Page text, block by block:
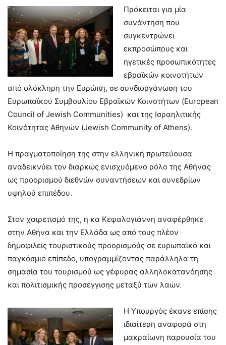
Πρόκειται για μία
συνάντηση που
συγκεντρώνει
εκπροσώπους και
ηγετικές προσωπικότητες
εβραϊκών κοινοτήτων
από ολόκληρη την Ευρώπη, σε συνδιοργάνωση του
Ευρωπαϊκού Συμβουλίου Εβραϊκών Κοινοτήτων (European
Council of Jewish Communities) και της Ισραηλιτικής
Κοινότητας Αθηνών (Jewish Community of Athens).
Η πραγματοποίηση της στην ελληνική πρωτεύουσα
αναδεικνύει τον διαρκώς ενισχυόμενο ρόλο της Αθήνας
ως προορισμού διεθνών συναντήσεων και συνεδρίων
υψηλού επιπέδου.
Στον χαιρετισμό της, η κα Κεφαλογιάννη αναφέρθηκε
στην Αθήνα και την Ελλάδα ως από τους πλέον
δημοφιλείς τουριστικούς προορισμούς σε ευρωπαϊκό και
παγκόσμιο επίπεδο, υπογραμμίζοντας παράλληλα τη
σημασία του τουρισμού ως γέφυρας αλληλοκατανόησης
και πολιτισμικής προσέγγισης μεταξύ των λαών.
Η Υπουργός έκανε επίσης
ιδιαίτερη αναφορά στη
μακραίωνη παρουσία του